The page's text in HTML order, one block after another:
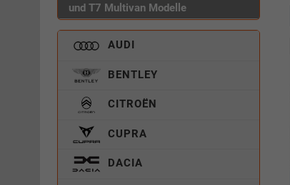
und T7 Multivan Modelle
AUDI
BENTLEY
CITROËN
CUPRA
DACIA